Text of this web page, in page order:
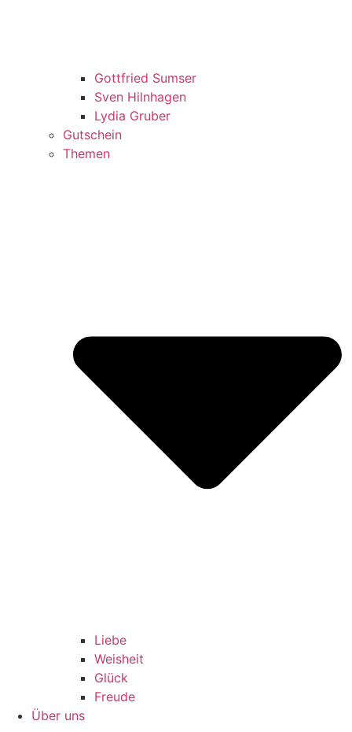
Gottfried Sumser
Sven Hilnhagen
Lydia Gruber
Gutschein
Themen
Liebe
Weisheit
Glück
Freude
Über uns